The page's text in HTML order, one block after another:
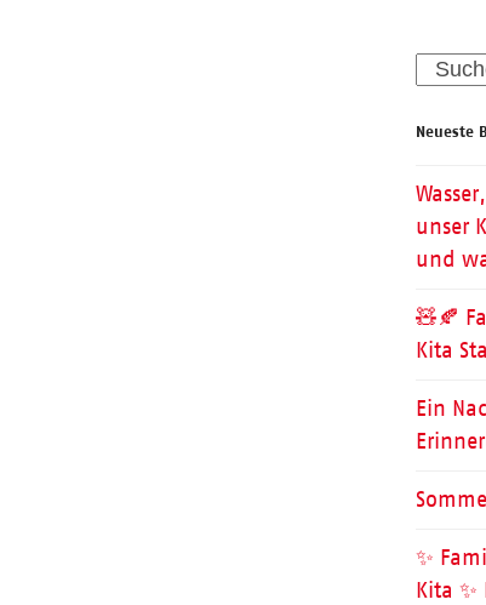
Search
Neueste
unser
und
🧸🍂
Kita
Ein
✨
Kita